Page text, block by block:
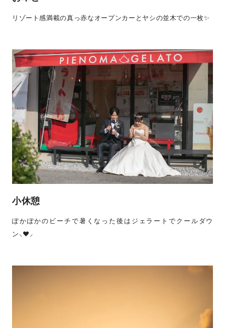
リゾート感満載の真っ赤なオープンカーとヤシの並木での一枚✨
小休憩
ぽかぽかのビーチで暑くなった後はジェラートでクールダウ
ン⸜❤︎⸝